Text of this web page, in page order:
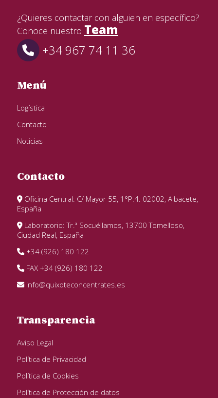
¿Quieres contactar con alguien en específico?
Conoce nuestro Team
+34 967 74 11 36
Menú
Logística
Contacto
Noticias
Contacto
Oficina Central: C/ Mayor 55, 1°P.4. 02002, Albacete,
España
Laboratorio: Tr.ª Socuéllamos, 13700 Tomelloso,
Ciudad Real, España
+34 (926) 180 122
FAX +34 (926) 180 122
info@quixoteconcentrates.es
Transparencia
Aviso Legal
Política de Privacidad
Política de Cookies
Política de Protección de datos